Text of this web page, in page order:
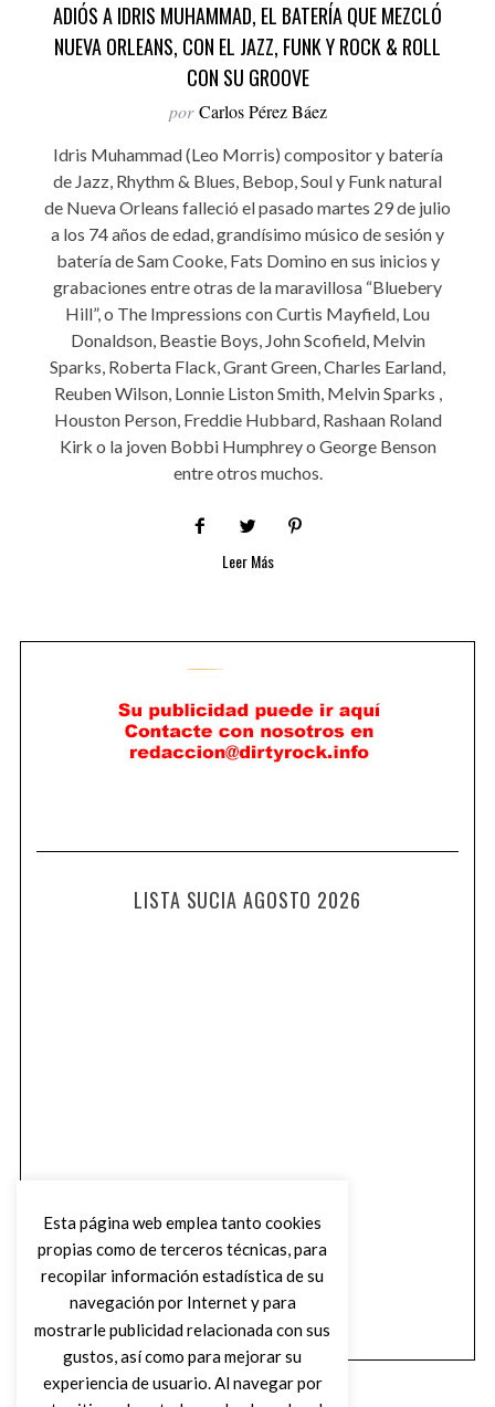
ADIÓS A IDRIS MUHAMMAD, EL BATERÍA QUE MEZCLÓ
NUEVA ORLEANS, CON EL JAZZ, FUNK Y ROCK & ROLL
CON SU GROOVE
por Carlos Pérez Báez
Idris Muhammad (Leo Morris) compositor y batería
de Jazz, Rhythm & Blues, Bebop, Soul y Funk natural
de Nueva Orleans falleció el pasado martes 29 de julio
a los 74 años de edad, grandísimo músico de sesión y
batería de Sam Cooke, Fats Domino en sus inicios y
grabaciones entre otras de la maravillosa “Bluebery
Hill”, o The Impressions con Curtis Mayfield, Lou
Donaldson, Beastie Boys, John Scofield, Melvin
Sparks, Roberta Flack, Grant Green, Charles Earland,
Reuben Wilson, Lonnie Liston Smith, Melvin Sparks ,
Houston Person, Freddie Hubbard, Rashaan Roland
Kirk o la joven Bobbi Humphrey o George Benson
entre otros muchos.
Leer Más
LISTA SUCIA AGOSTO 2026
Esta página web emplea tanto cookies
propias como de terceros técnicas, para
recopilar información estadística de su
navegación por Internet y para
mostrarle publicidad relacionada con sus
gustos, así como para mejorar su
experiencia de usuario. Al navegar por